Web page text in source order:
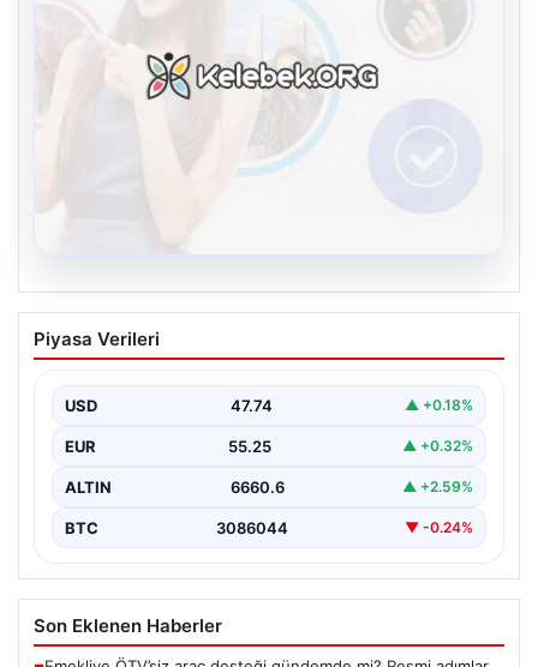
Kelebek sohbet platformu İle Çevrim içi
İletişimin Güvenli Adresi Ve Muhabbet
Sanal dünyasında insanların güvenli bir şekilde iletişim
Güncel olarak…
Piyasa Verileri
USD 47.74 ▲ +0.18%
EUR 55.25 ▲ +0.32%
ALTIN 6660.6 ▲ +2.59%
BTC 3086044 ▼ -0.24%
Son Eklenen Haberler